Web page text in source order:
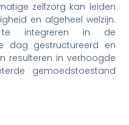
zelfzorg kan leiden
en algeheel welzijn.
te integreren in de
dag gestructureerd en
resulteren in verhoogde
gemoedstoestand